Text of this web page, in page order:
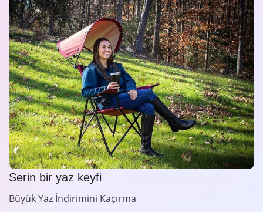
Serin bir yaz keyfi
Büyük Yaz İndirimini Kaçırma